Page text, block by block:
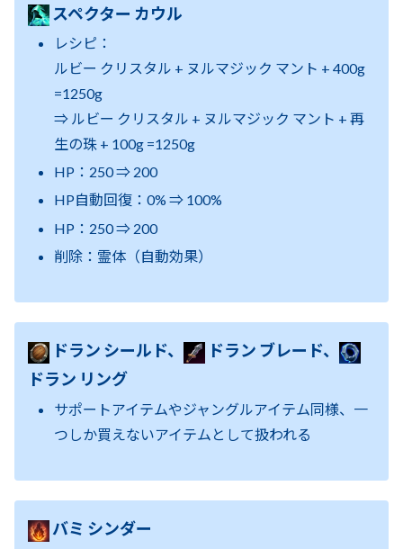
スペクター カウル
レシピ：
ルビー クリスタル + ヌルマジック マント + 400g
=1250g
⇒ ルビー クリスタル + ヌルマジック マント + 再
生の珠 + 100g =1250g
HP：250 ⇒ 200
HP自動回復：0% ⇒ 100%
HP：250 ⇒ 200
削除：霊体（自動効果）
ドラン シールド、
ドラン ブレード、
ドラン リング
サポートアイテムやジャングルアイテム同様、一
つしか買えないアイテムとして扱われる
バミ シンダー